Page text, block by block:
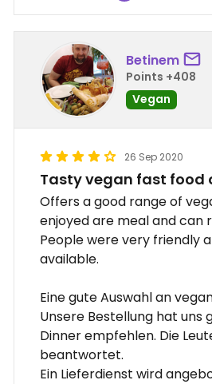
Betinem
Points +408
Vegan
26 Sep 2020
Tasty vegan fast food
Offers a good range of
enjoyed are meal and can
People were very friendly
available.
Eine gute Auswahl an
Unsere Bestellung hat
Dinner empfehlen. Die
beantwortet.
Ein Lieferdienst wird